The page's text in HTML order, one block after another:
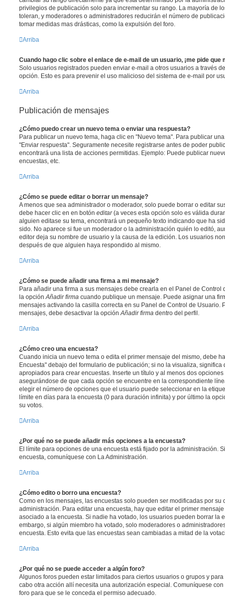
privilegios de publicación solo para incrementar su rango. La mayoría de
toleran, y moderadores o administradores reducirán el número de
tomar medidas mas drásticas, como la expulsión del foro.
Arriba
Cuando hago clic sobre el enlace de e-mail de un usuario, ¡me pide que
Solo usuarios registrados pueden enviar e-mail a otros usuarios a través
opción. Esto es para prevenir el uso malicioso del sistema de e-mail por
Arriba
Publicación de mensajes
¿Cómo puedo crear un nuevo tema o enviar una respuesta?
Para publicar un nuevo tema, haga clic en "Nuevo tema". Para publicar
"Enviar respuesta". Seguramente necesite registrarse antes de poder
encontrará una lista de acciones permitidas. Ejemplo: Puede publicar
encuestas, etc.
Arriba
¿Cómo se puede editar o borrar un mensaje?
A menos que sea administrador o moderador, solo puede borrar o editar
debe hacer clic en en botón editar(a veces esta opción solo es válida
alguien editase su tema, encontrará un pequeño texto indicando que ha
sido. No aparece si fue un moderador o la administración quién lo editó,
editor deja su nombre de usuario y la causa de la edición. Los usuarios
después de que alguien haya respondido al mismo.
Arriba
¿Cómo se puede añadir una firma a mi mensaje?
Para añadir una firma a sus mensajes debe crearla en el Panel de Control
la opción Añadir firma cuando publique un mensaje. Puede asignar una
mensajes activando la casilla correcta en su Panel de Control de Usuario.
mensajes, debe desactivar la opción Añadir firma dentro del perfil.
Arriba
¿Cómo creo una encuesta?
Cuando inicia un nuevo tema o edita el primer mensaje del mismo, debe
Encuesta" debajo del formulario de publicación; si no la visualiza, significa
apropiados para crear encuestas. Inserte un título y al menos dos
asegurándose de que cada opción se encuentre en la correspondiente
elegir el número de opciones que el usuario puede seleccionar en la
límite en días para la encuesta (0 para duración infinita) y por último la
su votos.
Arriba
¿Por qué no se puede añadir más opciones a la encuesta?
El límite para opciones de una encuesta está fijado por la administración.
encuesta, comuníquese con La Administración.
Arriba
¿Cómo edito o borro una encuesta?
Como en los mensajes, las encuestas solo pueden ser modificadas por
administración. Para editar una encuesta, hay que editar el primer
asociado a la encuesta. Si nadie ha votado, los usuarios pueden borrar la
embargo, si algún miembro ha votado, solo moderadores o
encuesta. Esto evita que las encuestas sean cambiadas a mitad de la
Arriba
¿Por qué no se puede acceder a algún foro?
Algunos foros pueden estar limitados para ciertos usuarios o grupos y
cabo otra acción allí necesita una autorización especial. Comuníquese
foro para que se le conceda el permiso adecuado.